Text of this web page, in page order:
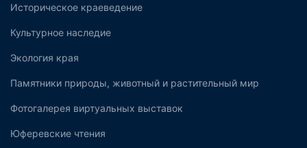
Историческое краеведение
Культурное наследие
Экология края
Памятники природы, животный и растительный мир
Фотогалерея виртуальных выставок
Юферевские чтения